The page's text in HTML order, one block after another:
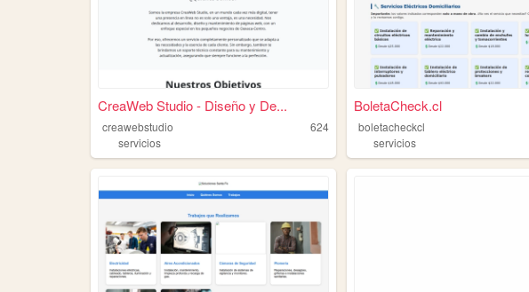
CreaWeb Studio - Diseño y De...
creawebstudio
624
servicios
BoletaCheck.cl
boletacheckcl
servicios